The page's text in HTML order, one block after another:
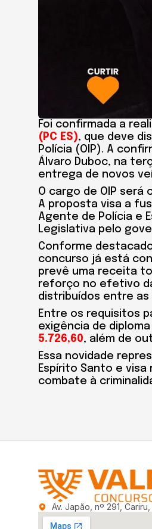
Foi confirmada a
(PC ES), que deve
Polícia (OIP). A
Álvaro Duboc, na
entrega de novos
O cargo de OIP
A proposta visa a
Agente de Polícia e
Legislativa pelo
Conforme
concurso já está
prevê uma receita
reforço no efetivo
distribuídos entre as
Entre os requisitos
exigência de
5.726,60, além de
Essa novidade
Espírito Santo e
combate à
Av. Japão, nº 291,